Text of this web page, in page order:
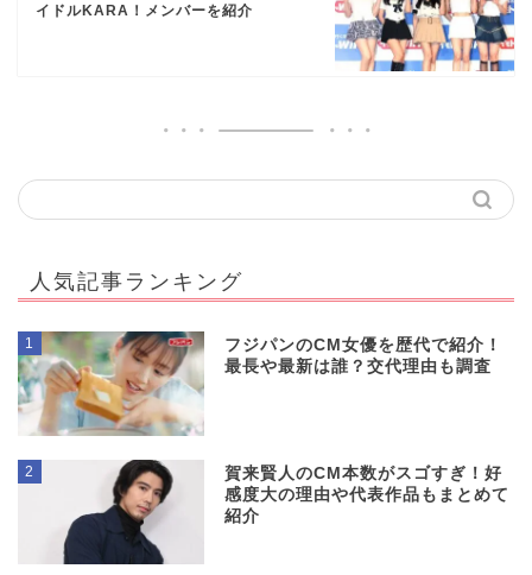
イドルKARA！メンバーを紹介
人気記事ランキング
1
フジパンのCM女優を歴代で紹介！
最長や最新は誰？交代理由も調査
2
賀来賢人のCM本数がスゴすぎ！好
感度大の理由や代表作品もまとめて
紹介